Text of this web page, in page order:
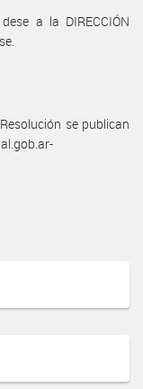
a la DIRECCIÓN
se publican